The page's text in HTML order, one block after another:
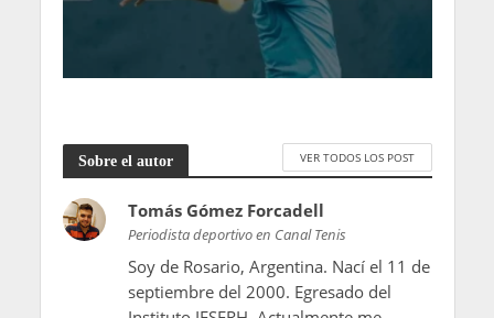
Sobre el autor VER TODOS LOS POST
Tomás Gómez Forcadell
Periodista deportivo en Canal Tenis
Soy de Rosario, Argentina. Nací el 11 de
septiembre del 2000. Egresado del